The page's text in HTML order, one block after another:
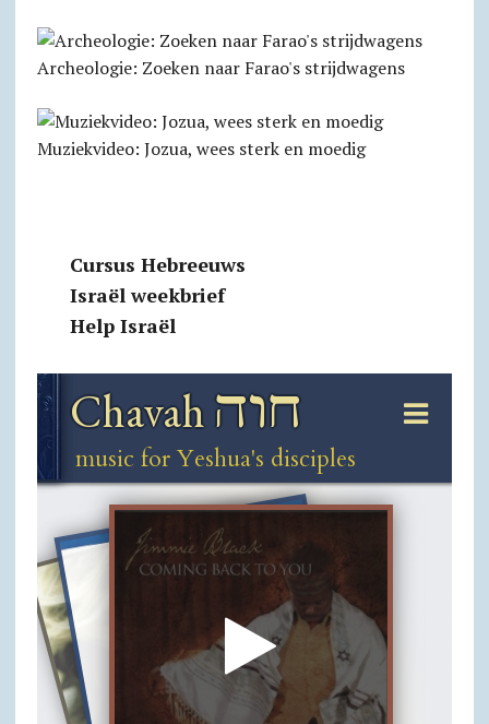
Archeologie: Zoeken naar Farao's strijdwagens
Muziekvideo: Jozua, wees sterk en moedig
Cursus Hebreeuws
Israël weekbrief
Help Israël